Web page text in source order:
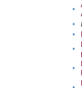
•
•
•
•
•